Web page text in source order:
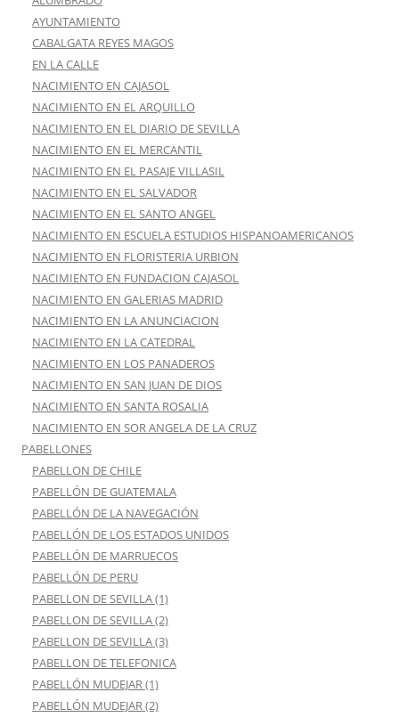
AYUNTAMIENTO
CABALGATA REYES MAGOS
EN LA CALLE
NACIMIENTO EN CAJASOL
NACIMIENTO EN EL ARQUILLO
NACIMIENTO EN EL DIARIO DE SEVILLA
NACIMIENTO EN EL MERCANTIL
NACIMIENTO EN EL PASAJE VILLASIL
NACIMIENTO EN EL SALVADOR
NACIMIENTO EN EL SANTO ANGEL
NACIMIENTO EN ESCUELA ESTUDIOS HISPANOAMERICANOS
NACIMIENTO EN FLORISTERIA URBION
NACIMIENTO EN FUNDACION CAJASOL
NACIMIENTO EN GALERIAS MADRID
NACIMIENTO EN LA ANUNCIACION
NACIMIENTO EN LA CATEDRAL
NACIMIENTO EN LOS PANADEROS
NACIMIENTO EN SAN JUAN DE DIOS
NACIMIENTO EN SANTA ROSALIA
NACIMIENTO EN SOR ANGELA DE LA CRUZ
PABELLONES
PABELLON DE CHILE
PABELLÓN DE GUATEMALA
PABELLÓN DE LA NAVEGACIÓN
PABELLÓN DE LOS ESTADOS UNIDOS
PABELLÓN DE MARRUECOS
PABELLÓN DE PERU
PABELLON DE SEVILLA (1)
PABELLON DE SEVILLA (2)
PABELLON DE SEVILLA (3)
PABELLON DE TELEFONICA
PABELLÓN MUDEJAR (1)
PABELLÓN MUDEJAR (2)